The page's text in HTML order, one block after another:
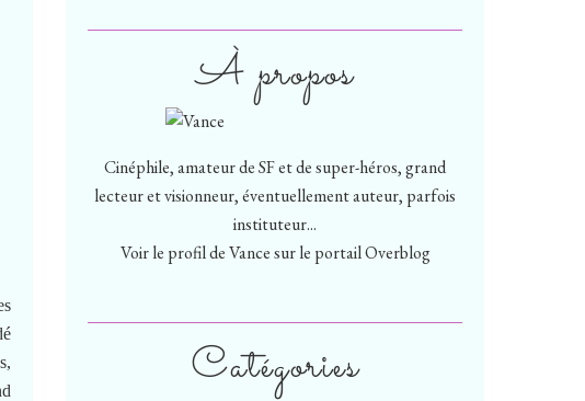
Catégories
À propos
Cinéphile, amateur de SF et de super-héros, grand
lecteur et visionneur, éventuellement auteur, parfois
instituteur...
Voir le profil deVancesur le portail Overblog